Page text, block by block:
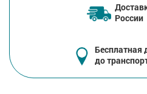
России
Бесплатная
до